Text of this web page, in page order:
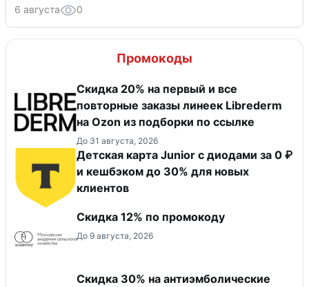
6 августа 0
Промокоды
Скидка 20% на первый и все
повторные заказы линеек Librederm
на Ozon из подборки по ссылке
До 31 августа, 2026
Детская карта Junior с диодами за 0 ₽
и кешбэком до 30% для новых
клиентов
Скидка 12% по промокоду
До 9 августа, 2026
Скидка 30% на антиэмболические